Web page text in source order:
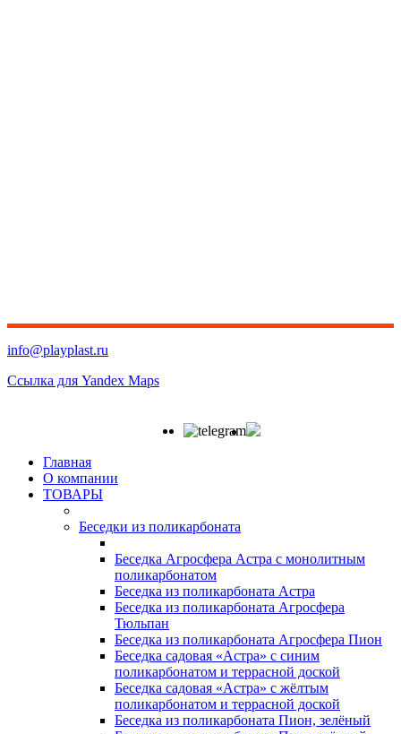
info@playplast.ru
Ссылка для Yandex Maps
Главная
О компании
ТОВАРЫ
Беседки из поликарбоната
Беседка Агросфера Астра с монолитным
поликарбонатом
Беседка из поликарбоната Астра
Беседка из поликарбоната Агросфера
Тюльпан
Беседка из поликарбоната Агросфера Пион
Беседка садовая «Астра» с синим
поликарбонатом и террасной доской
Беседка садовая «Астра» с жёлтым
поликарбонатом и террасной доской
Беседка из поликарбоната Пион, зелёный